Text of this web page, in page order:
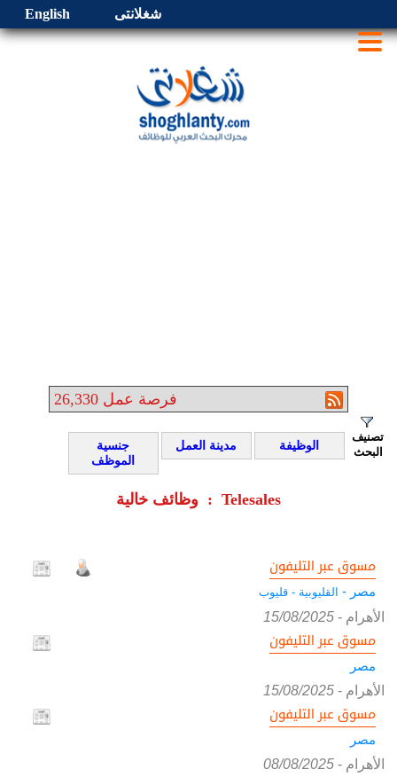
شغلانتى English
26,330 فرصة عمل
تصنيف
البحث
الوظيفة مدينة العمل
جنسية
الموظف
وظائف خالية : Telesales
مسوق عبر التليفون
مصر - القليوبية - قليوب
الأهرام -
15/08/2025
مسوق عبر التليفون
مصر
الأهرام -
15/08/2025
مسوق عبر التليفون
مصر
الأهرام -
08/08/2025